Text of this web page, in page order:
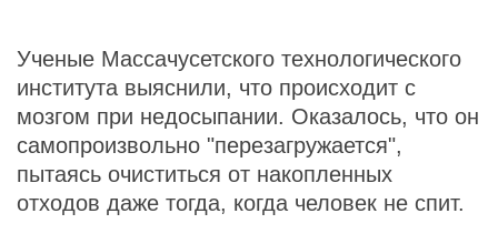
Ученые Массачусетского технологического
института выяснили, что происходит с
мозгом при недосыпании. Оказалось, что он
самопроизвольно "перезагружается",
пытаясь очиститься от накопленных
отходов даже тогда, когда человек не спит.